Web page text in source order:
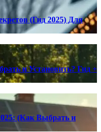
(Гид 2025) Для
и Установить? Гид +
(Как Выбрать и